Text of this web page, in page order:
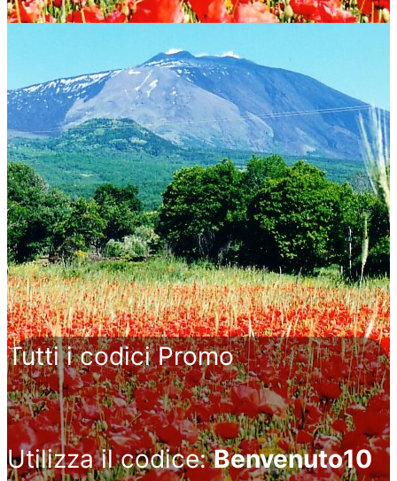
Tutti i codici Promo
Utilizza il codice:Benvenuto10